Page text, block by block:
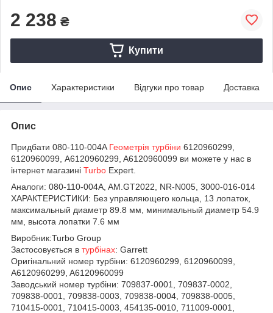
2 238 ₴
Купити
Опис Характеристики Відгуки про товар Доставка
Опис
Придбати 080-110-004A Геометрія турбіни 6120960299,
6120960099, A6120960299, A6120960099 ви можете у нас в
інтернет магазині Turbo Expert.
Аналоги: 080-110-004A, AM.GT2022, NR-N005, 3000-016-014
ХАРАКТЕРИСТИКИ: Без управляющего кольца, 13 лопаток,
максимальный диаметр 89.8 мм, минимальный диаметр 54.9
мм, высота лопатки 7.6 мм
Виробник:Turbo Group
Застосовується в турбінах: Garrett
Оригінальний номер турбіни: 6120960299, 6120960099,
A6120960299, A6120960099
Заводський номер турбіни: 709837-0001, 709837-0002,
709838-0001, 709838-0003, 709838-0004, 709838-0005,
710415-0001, 710415-0003, 454135-0010, 711009-0001,